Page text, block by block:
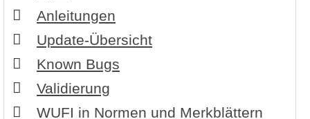
Anleitungen
Update-Übersicht
Known Bugs
Validierung
WUFI in Normen und Merkblättern